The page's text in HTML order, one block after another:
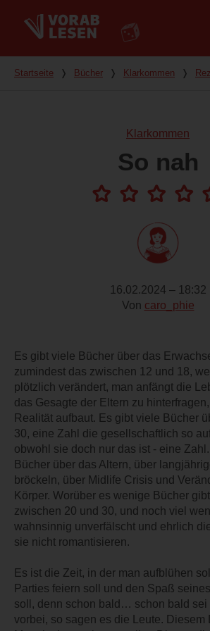
Du bist hier
Startseite ❭ Bücher ❭ Klarkommen ❭
Klarkommen
So nah
16.02.2024 – 18:32
Von caro_phie
Es gibt viele Bücher über das
zumindest das zwischen 12 und 18,
plötzlich verändert, man anfängt die
das Gesagte der Eltern zu
Realität aufbaut. Es gibt viele Bücher
30, eine Zahl die gesellschaftlich so
obwohl sie doch nur das ist - eine
Bücher über das Altern, über
bröckeln, über Midlife Crisis und
Körper. Worüber es wenige Bücher
zwischen 20 und 30, und noch viel
wahnsinnig unverfälscht und ehrlich
sie nicht romantisieren.
Es ist die Zeit, in der man aufblühen
Parties feiern soll und den Spaß
soll, denn schon bald… schon bald sei
vorbei, so sagen es die Leute. Diesem